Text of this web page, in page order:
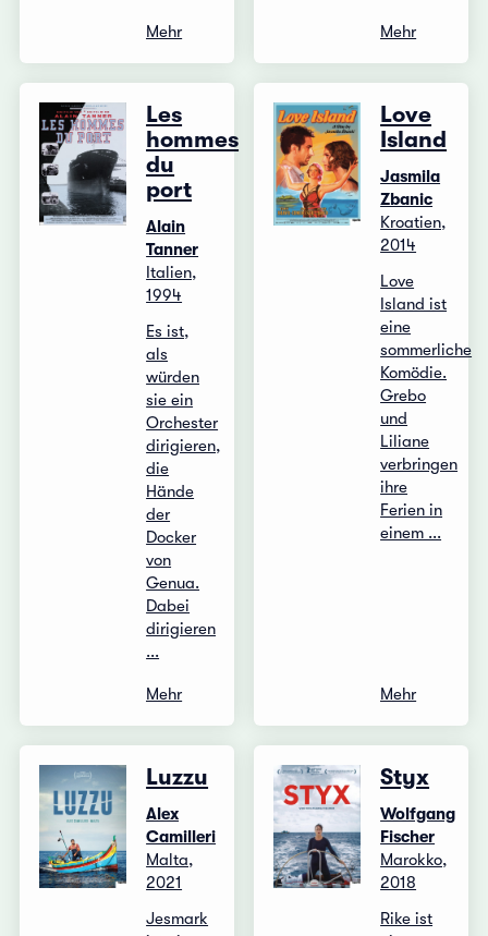
Mehr Mehr
Les
hommes
du
port
Alain
Tanner
Italien,
1994
Es ist,
als
würden
sie ein
Orchester
dirigieren,
die
Hände
der
Docker
von
Genua.
Dabei
dirigieren
...
Mehr
Love
Island
Jasmila
Zbanic
Kroatien,
2014
Love
Island ist
eine
sommerliche
Komödie.
Grebo
und
Liliane
verbringen
ihre
Ferien in
einem ...
Mehr
Luzzu
Alex
Camilleri
Malta,
2021
Jesmark
Styx
Wolfgang
Fischer
Marokko,
2018
Rike ist